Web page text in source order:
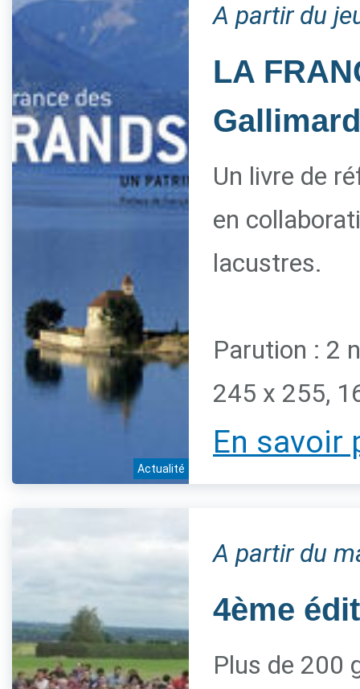
Actualité
A partir du
LA
Gallimard
Un livre de
en
lacustres.
Parution : 2
245 x 255,
En savoir
A partir du
4ème
Plus de 200